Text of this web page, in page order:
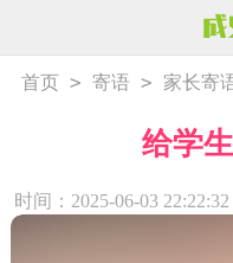
首页 > 寄语 > 家长寄
给学
时间：2025-06-03 22:22:32